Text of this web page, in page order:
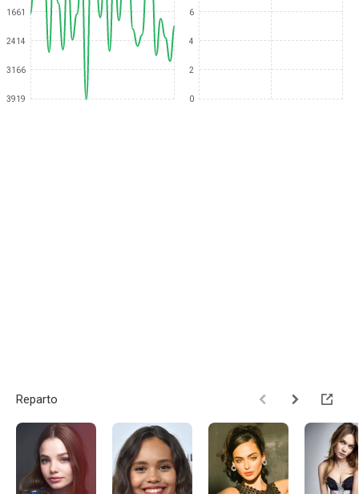
1661
2414
3166
3919
6
4
2
0
Reparto